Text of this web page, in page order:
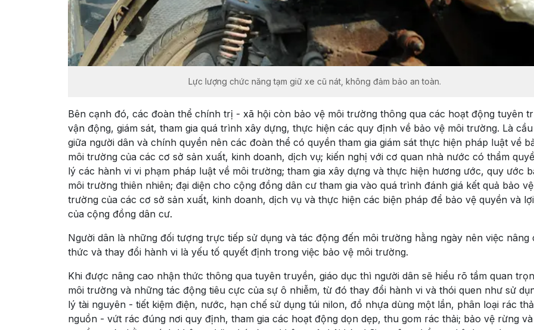
Lực lượng chức năng tạm giữ xe cũ nát, không đảm bảo an toàn.
Bên cạnh đó, các đoàn thể chính trị - xã hội còn bảo vệ môi trường thông qua các hoạt động tuyên
vận động, giám sát, tham gia quá trình xây dựng, thực hiện các quy định về bảo vệ môi trường. Là
giữa người dân và chính quyền nên các đoàn thể có quyền tham gia giám sát thực hiện pháp luật về
môi trường của các cơ sở sản xuất, kinh doanh, dịch vụ; kiến nghị với cơ quan nhà nước có thẩm
lý các hành vi vi phạm pháp luật về môi trường; tham gia xây dựng và thực hiện hương ước, quy ước
môi trường thiên nhiên; đại diện cho cộng đồng dân cư tham gia vào quá trình đánh giá kết quả bảo
trường của các cơ sở sản xuất, kinh doanh, dịch vụ và thực hiện các biện pháp để bảo vệ quyền và
của cộng đồng dân cư.
Người dân là những đối tượng trực tiếp sử dụng và tác động đến môi trường hằng ngày nên việc nâng
thức và thay đổi hành vi là yếu tố quyết định trong việc bảo vệ môi trường.
Khi được nâng cao nhận thức thông qua tuyên truyền, giáo dục thì người dân sẽ hiểu rõ tầm quan
môi trường và những tác động tiêu cực của sự ô nhiễm, từ đó thay đổi hành vi và thói quen như sử
lý tài nguyên - tiết kiệm điện, nước, hạn chế sử dụng túi nilon, đồ nhựa dùng một lần, phân loại rác
nguồn - vứt rác đúng nơi quy định, tham gia các hoạt động dọn dẹp, thu gom rác thải; bảo vệ rừng và